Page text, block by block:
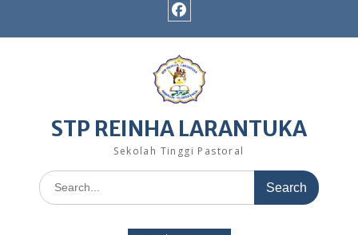
STP REINHA LARANTUKA
Sekolah Tinggi Pastoral